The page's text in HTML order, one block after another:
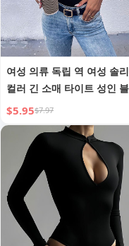
여성 의류 독립 역 여성 솔
컬러 긴 소매 타이트 성인
원숄더 점프수트
$5.95$7.97